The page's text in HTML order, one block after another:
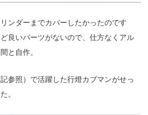
ンダーまでカバーしたかったのです
良いパーツがないので、仕方なくアル
と自作。
参照）で活躍した行燈カブマンがせっ
。